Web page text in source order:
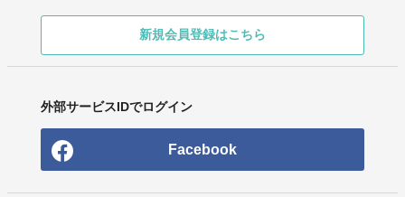
新規会員登録はこちら
外部サービスIDでログイン
Facebook